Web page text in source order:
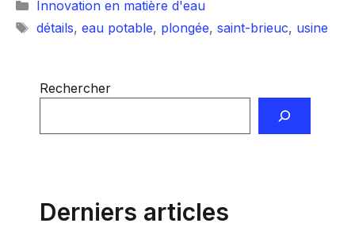
Catégories
Innovation en matière d'eau
Étiquettes
détails, eau potable, plongée, saint-brieuc, usine
Rechercher
Derniers articles